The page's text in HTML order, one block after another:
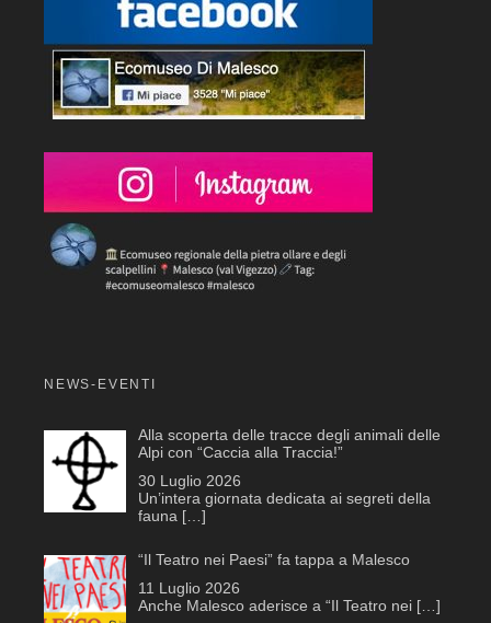
NEWS-EVENTI
Alla scoperta delle tracce degli animali delle
Alpi con “Caccia alla Traccia!”
30 Luglio 2026
Un’intera giornata dedicata ai segreti della
fauna […]
“Il Teatro nei Paesi” fa tappa a Malesco
11 Luglio 2026
Anche Malesco aderisce a “Il Teatro nei […]